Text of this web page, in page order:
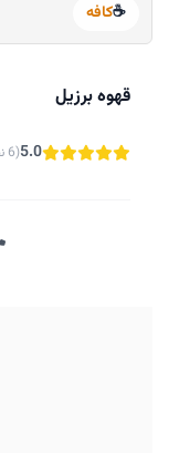
☕کافه
قهوه برزیل
5.0(6 نظر)